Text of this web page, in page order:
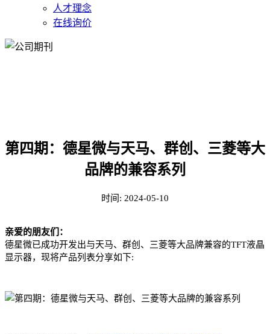
人才理念
在线询价
第四期：德星微与天马、群创、三菱等大
品牌的兼容系列
时间: 2024-05-10
亲爱的朋友们：
德星微已成功开发出与天马、群创、三菱等大品牌兼容的TFT液晶
显示器，现将产品列表分享如下: